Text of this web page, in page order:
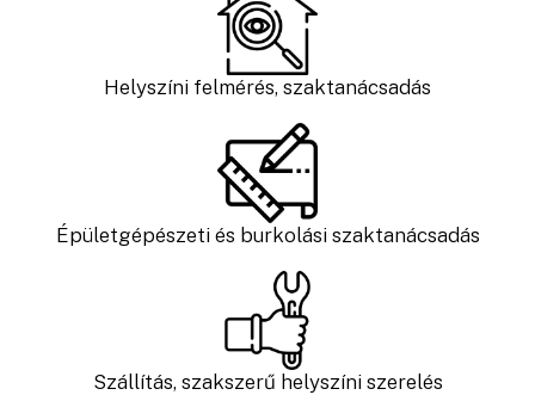
Helyszíni felmérés, szaktanácsadás
Épületgépészeti és burkolási szaktanácsadás
Szállítás, szakszerű helyszíni szerelés